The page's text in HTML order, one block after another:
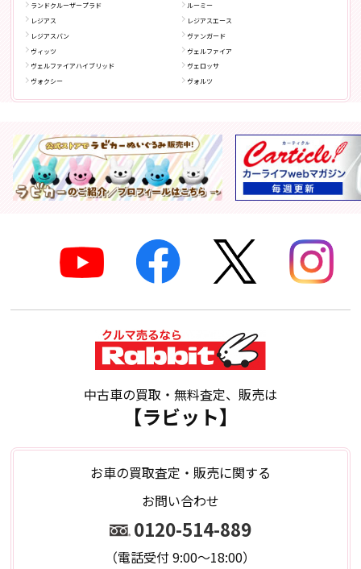
ランドクルーザープラド
ルーミー
レジアス
レジアスエース
レジアスバン
ヴァンガード
ヴィッツ
ヴェルファイア
ヴェルファイアハイブリッド
ヴェロッサ
ヴォクシー
ヴォルツ
中古車の買取・無料査定、販売は
【ラビット】
お車の買取査定・販売に関する
お問い合わせ
0120-514-889
（電話受付 9:00～18:00）